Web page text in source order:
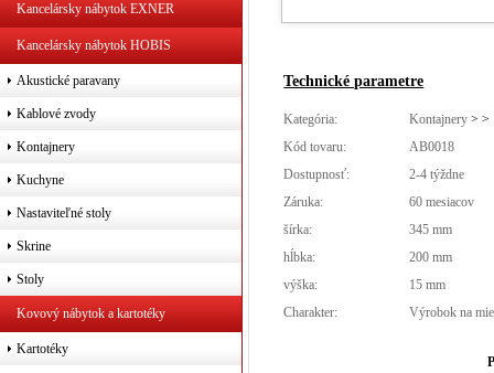
Kancelársky nábytok EXNER
Kancelársky nábytok HOBIS
Akustické paravany
Kablové zvody
Kontajnery
Kuchyne
Nastaviteľné stoly
Skrine
Stoly
Kovový nábytok a kartotéky
Kartotéky
Technické parametre
Kategória: Kontajnery> >
Kód tovaru:
AB0018
Dostupnosť:
2-4 týždne
Záruka:
60 mesiacov
šírka:
345 mm
hĺbka:
200 mm
výška:
15 mm
Charakter:
Výrobok na